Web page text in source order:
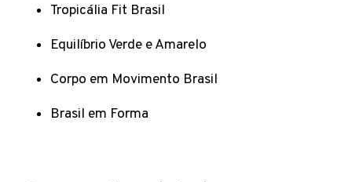
Tropicália Fit Brasil
Equilíbrio Verde e Amarelo
Corpo em Movimento Brasil
Brasil em Forma